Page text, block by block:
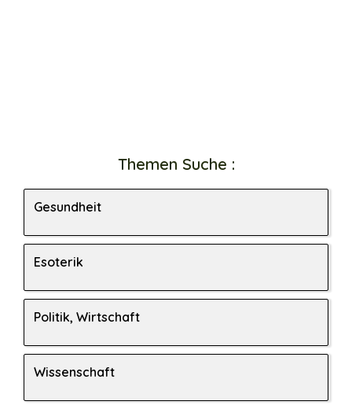
Themen Suche :
Gesundheit
Esoterik
Politik, Wirtschaft
Wissenschaft